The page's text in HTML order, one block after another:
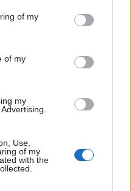
You may click to
its third-party tags to
purposes in below Google
of my
of my
my
Use,
of my
with the
négysávos autóút
szakaszán már
az országos